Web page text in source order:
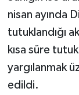
nisan ayında
tutuklandığı
kısa süre
yargılanmak
edildi.